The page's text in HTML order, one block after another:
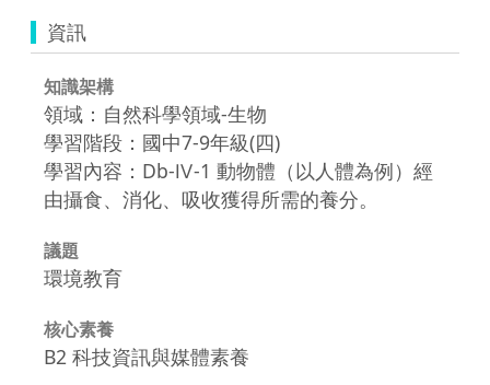
資訊
知識架構
領域：自然科學領域-生物
學習階段：國中7-9年級(四)
學習內容：Db-Ⅳ-1 動物體（以人體為例）經
由攝食、消化、吸收獲得所需的養分。
議題
環境教育
核心素養
B2 科技資訊與媒體素養